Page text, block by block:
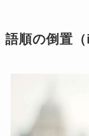
語順の倒置